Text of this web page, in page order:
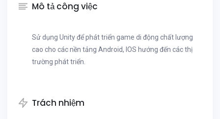
Mô tả công việc
Sử dụng Unity để phát triển game di động chất lượng
cao cho các nền tảng Android, IOS hướng đến các thị
trường phát triển.
Trách nhiệm